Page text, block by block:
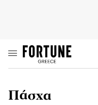
Πάσχα